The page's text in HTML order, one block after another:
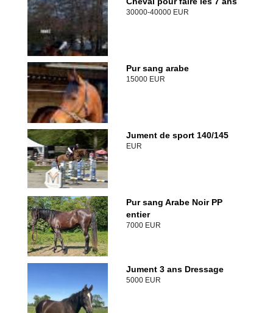
30000-40000 EUR
Pur sang arabe
15000 EUR
Jument de sport 140/145
EUR
Pur sang Arabe Noir PP
entier
7000 EUR
Jument 3 ans Dressage
5000 EUR